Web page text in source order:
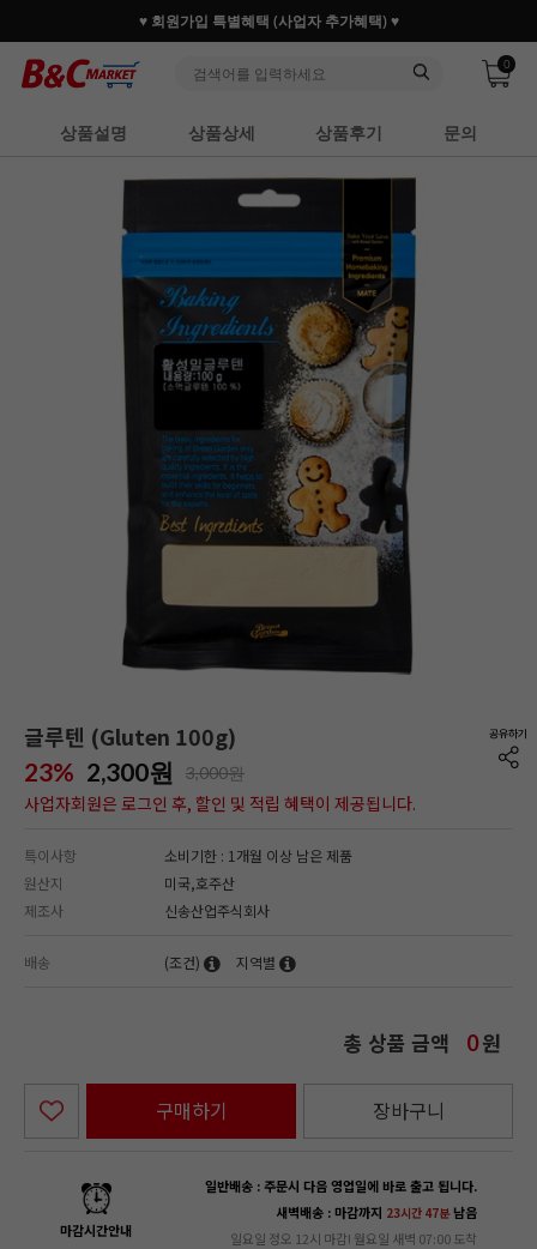
♥ 회원가입 특별혜택 (사업자 추가혜택) ♥
0
상품설명 상품상세 상품후기 문의
글루텐 (Gluten 100g)
23% 2,300원 3,000원
사업자회원은 로그인 후, 할인 및 적립 혜택이 제공됩니다.
특이사항
소비기한 : 1개월 이상 남은 제품
원산지
미국,호주산
제조사
신송산업주식회사
배송 (조건) 지역별
총 상품 금액 0원
구매하기 장바구니
마감시간안내
일반배송 : 주문시 다음 영업일에 바로 출고 됩니다.
새벽배송 : 마감까지 23시간 47분남음
일요일 정오 12시 마감! 월요일 새벽 07:00 도착